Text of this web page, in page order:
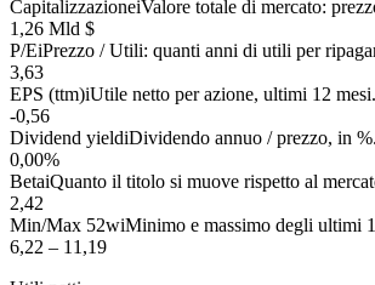
CapitalizzazioneiValore totale di mercato:
1,26 Mld $
P/EiPrezzo / Utili: quanti anni di utili per
3,63
EPS (ttm)iUtile netto per azione, ultimi 12 mesi.
-0,56
Dividend yieldiDividendo annuo / prezzo, in %.
0,00%
BetaiQuanto il titolo si muove rispetto al
2,42
Min/Max 52wiMinimo e massimo degli ultimi
6,22 – 11,19